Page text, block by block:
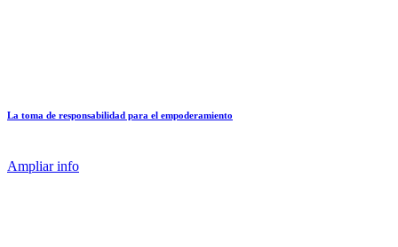
La toma de responsabilidad para el empoderamiento
Ampliar info